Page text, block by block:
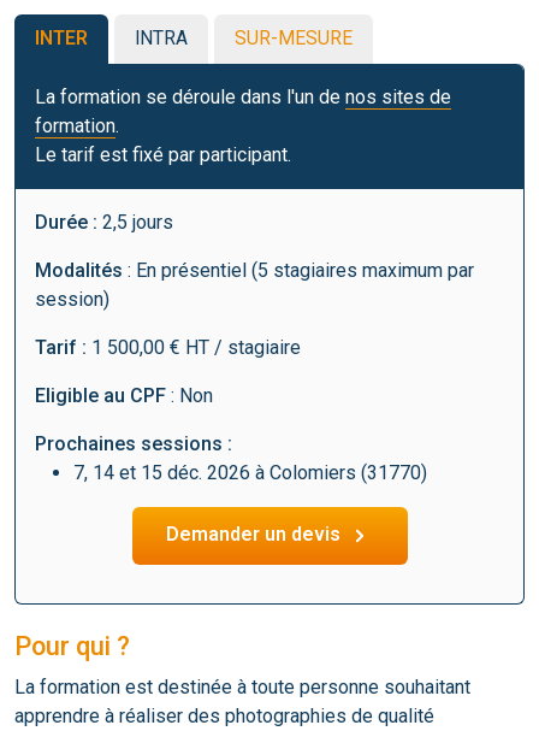
Pour qui ?
La formation est destinée à toute personne souhaitant
apprendre à réaliser des photographies de qualité
INTER INTRA SUR-MESURE
La formation se déroule dans l'un de nos sites de
formation.
Le tarif est fixé par participant.
Durée : 2,5 jours
Modalités : En présentiel (5 stagiaires maximum par
session)
Tarif : 1 500,00 € HT / stagiaire
Eligible au CPF : Non
Prochaines sessions :
7, 14 et 15 déc. 2026 à Colomiers (31770)
Demander un devis